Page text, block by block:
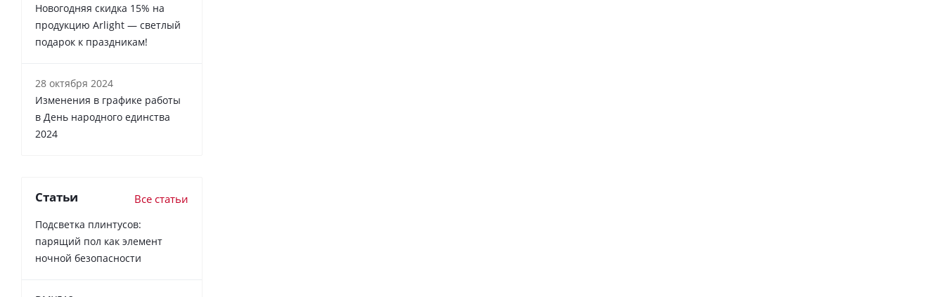
Новогодняя скидка 15% на
продукцию Arlight — светлый
подарок к праздникам!
28 октября 2024
Изменения в графике работы
в День народного единства
2024
Статьи Все статьи
Подсветка плинтусов:
парящий пол как элемент
ночной безопасности